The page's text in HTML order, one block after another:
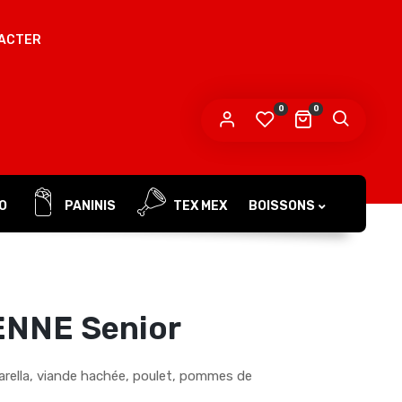
0
0
données personnelles seront utilisées pour vous
S’ENREGISTRER
PANINIS TEX MEX BOISSONS
Senior
viande hachée, poulet, pommes de